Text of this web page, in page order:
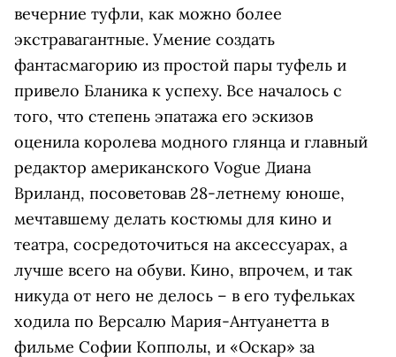
вечерние туфли, как можно более
экстравагантные. Умение создать
фантасмагорию из простой пары туфель и
привело Бланика к успеху. Все началось с
того, что степень эпатажа его эскизов
оценила королева модного глянца и главный
редактор американского Vogue Диана
Вриланд, посоветовав 28-летнему юноше,
мечтавшему делать костюмы для кино и
театра, сосредоточиться на аксессуарах, а
лучше всего на обуви. Кино, впрочем, и так
никуда от него не делось – в его туфельках
ходила по Версалю Мария-Антуанетта в
фильме Софии Копполы, и «Оскар» за